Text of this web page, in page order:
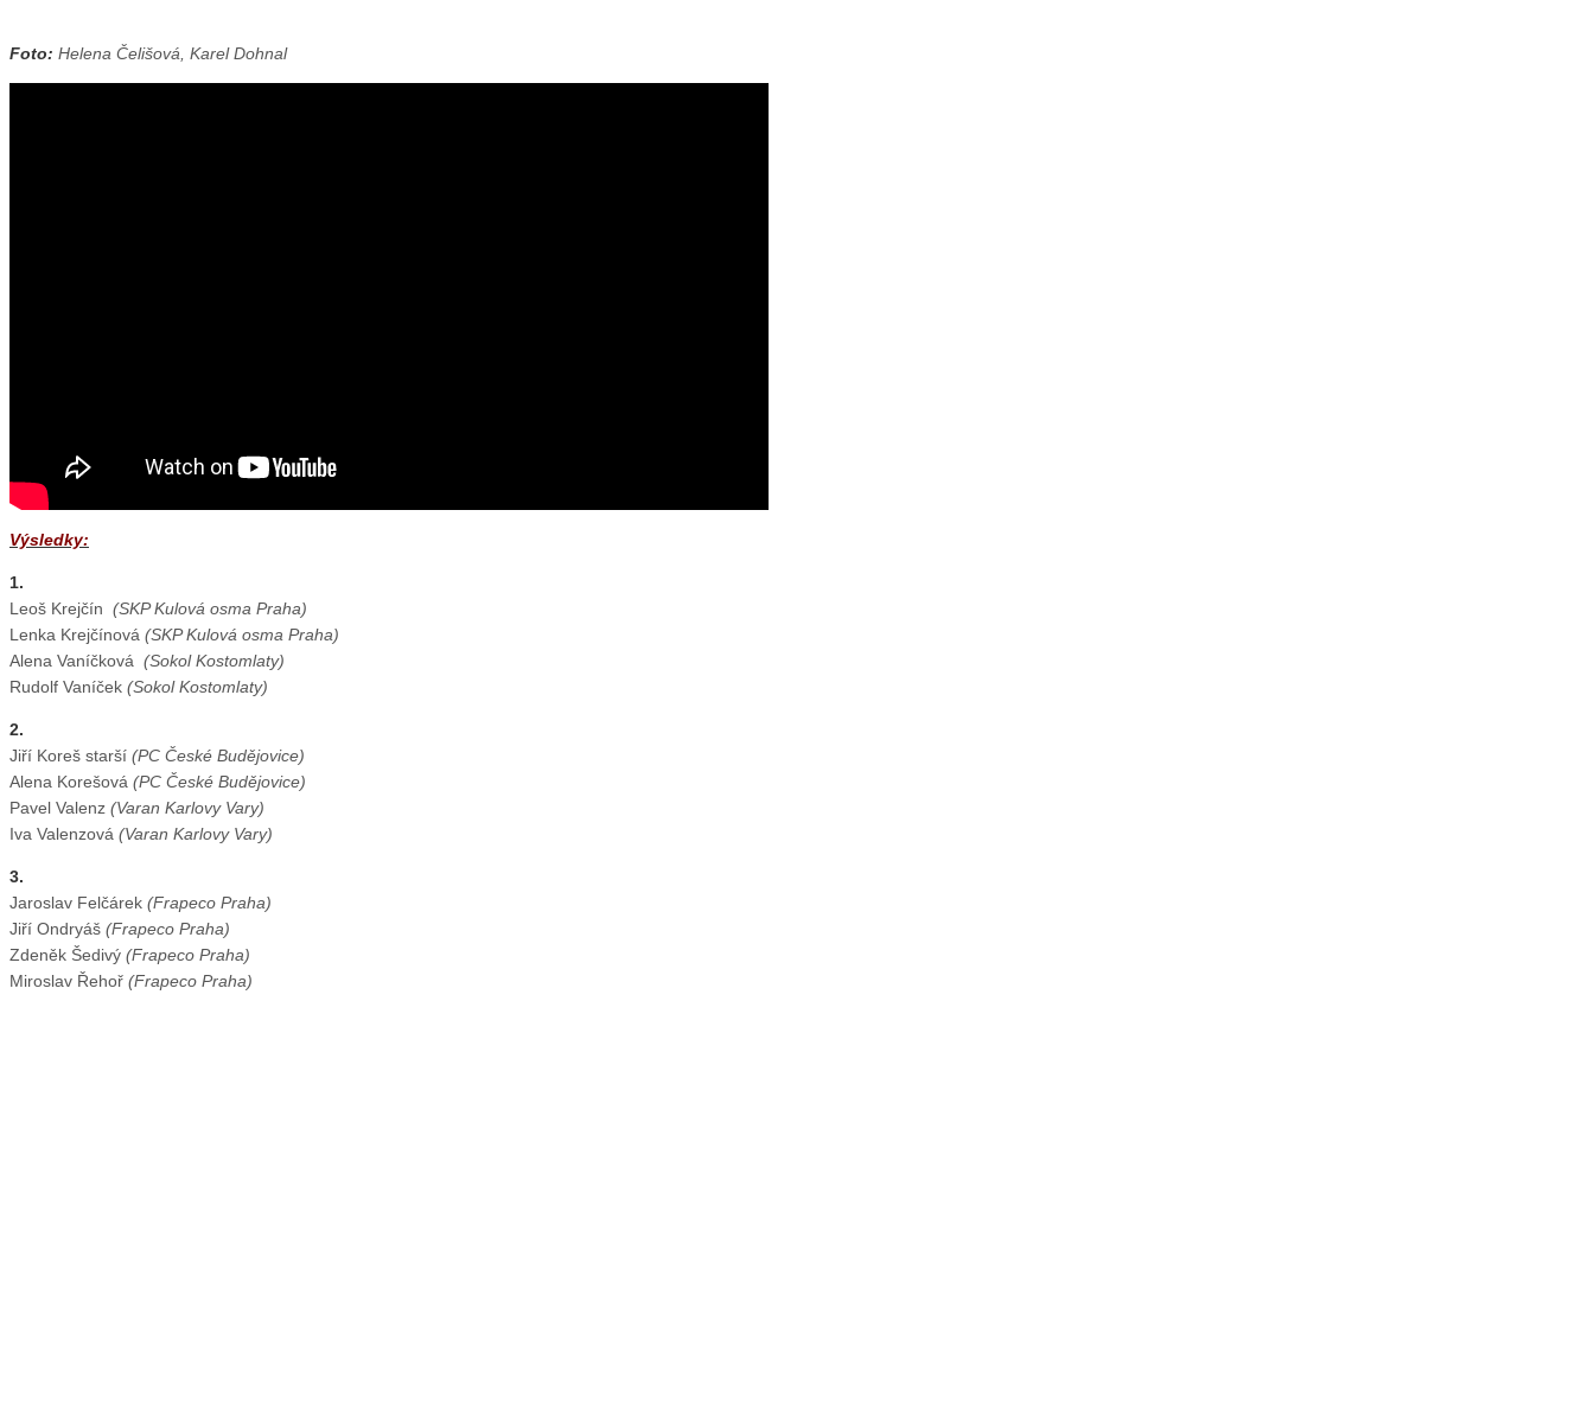
Foto: Helena Čelišová, Karel Dohnal
Výsledky:
1.
Leoš Krejčín (SKP Kulová osma Praha)
Lenka Krejčínová (SKP Kulová osma Praha)
Alena Vaníčková (Sokol Kostomlaty)
Rudolf Vaníček (Sokol Kostomlaty)
2.
Jiří Koreš starší (PC České Budějovice)
Alena Korešová (PC České Budějovice)
Pavel Valenz (Varan Karlovy Vary)
Iva Valenzová (Varan Karlovy Vary)
3.
Jaroslav Felčárek (Frapeco Praha)
Jiří Ondryáš (Frapeco Praha)
Zdeněk Šedivý (Frapeco Praha)
Miroslav Řehoř (Frapeco Praha)